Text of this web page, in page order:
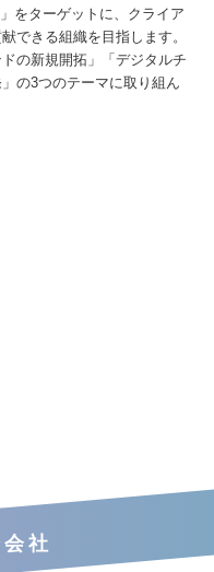
をターゲットに、クライア
できる組織を目指します。
の新規開拓」「デジタルチ
の3つのテーマに取り組ん
社